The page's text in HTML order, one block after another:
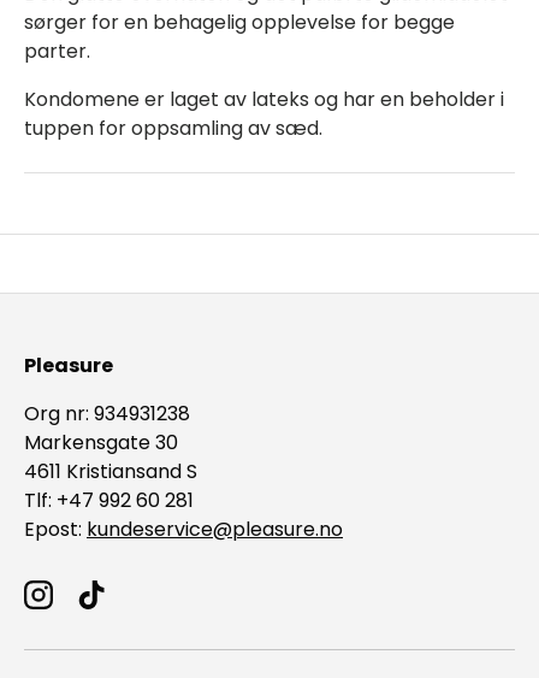
sørger for en behagelig opplevelse for begge
parter.
Kondomene er laget av lateks og har en beholder i
tuppen for oppsamling av sæd.
Pleasure
Org nr: 934931238
Markensgate 30
4611 Kristiansand S
Tlf: +47 992 60 281
Epost: kundeservice@pleasure.no
Instagram
TikTok